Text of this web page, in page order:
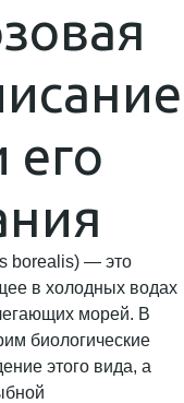
его
borealis) — это
в холодных водах
морей. В
биологические
этого вида, а